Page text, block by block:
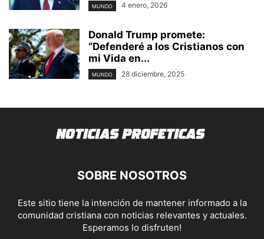
MUNDO 4 enero, 2026
Donald Trump promete:
“Defenderé a los Cristianos con
mi Vida en...
MUNDO 28 diciembre, 2025
SOBRE NOSOTROS
Este sitio tiene la intención de mantener informado a la
comunidad cristiana con noticias relevantes y actuales.
Esperamos lo disfruten!